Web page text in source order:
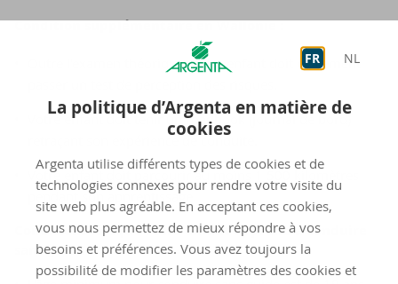
FR NL
La politique d’Argenta en matière de
cookies
Argenta utilise différents types de cookies et de
technologies connexes pour rendre votre visite du
site web plus agréable. En acceptant ces cookies,
vous nous permettez de mieux répondre à vos
besoins et préférences. Vous avez toujours la
possibilité de modifier les paramètres des cookies et
Condition supplémentaire en Wallonie :
Outre l'examen théorique, votre enfant doit également
Votre enfant doit tenir un roadbook (journal de bord)
retraçant son expérience de conduite.
Votre enfant doit parcourir au moins 1 500 kilomètres
pendant son apprentissage.
Condi­tions lorsque votre en­fant ap­prend à conduire
sans guide